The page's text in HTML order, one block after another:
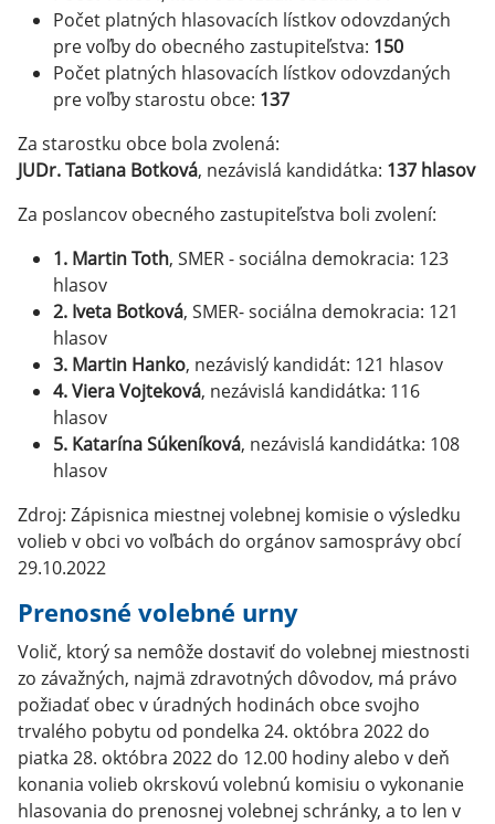
Počet platných hlasovacích lístkov odovzdaných
pre voľby do obecného zastupiteľstva: 150
Počet platných hlasovacích lístkov odovzdaných
pre voľby starostu obce: 137
Za starostku obce bola zvolená:
JUDr. Tatiana Botková, nezávislá kandidátka: 137 hlasov
Za poslancov obecného zastupiteľstva boli zvolení:
1. Martin Toth, SMER - sociálna demokracia: 123
hlasov
2. Iveta Botková, SMER- sociálna demokracia: 121
hlasov
3. Martin Hanko, nezávislý kandidát: 121 hlasov
4. Viera Vojteková, nezávislá kandidátka: 116
hlasov
5. Katarína Súkeníková, nezávislá kandidátka: 108
hlasov
Zdroj: Zápisnica miestnej volebnej komisie o výsledku
volieb v obci vo voľbách do orgánov samosprávy obcí
29.10.2022
Prenosné volebné urny
Volič, ktorý sa nemôže dostaviť do volebnej miestnosti
zo závažných, najmä zdravotných dôvodov, má právo
požiadať obec v úradných hodinách obce svojho
trvalého pobytu od pondelka 24. októbra 2022 do
piatka 28. októbra 2022 do 12.00 hodiny alebo v deň
konania volieb okrskovú volebnú komisiu o vykonanie
hlasovania do prenosnej volebnej schránky, a to len v